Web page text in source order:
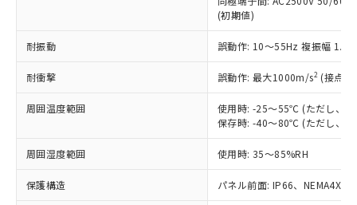
(初期値)
耐振動 誤動作: 10～55Hz 複振幅
耐衝撃 誤動作: 最大1000m/s2 (接点
周囲温度範囲
使用時: -25～55℃ (ただし、氷
保存時: -40～80℃ (ただし、氷
周囲湿度範囲 使用時: 35～85%RH
保護構造 パネル前面: IP66、NEMA4X,
正式な納期状況および標準価格はお客
様のお取引先、またはお客様担当のオ
ムロン制御機器販売店・当社販売員に
オムロン制御機器販売店や当社販売拠
販売ネットワーク
」をご確認
事前の承諾なく第三者に漏洩または開
示しないようお願いします。
マイパーツ機能（部品リスト作成サー
(PBDE) 1000ppm以下、フタル酸ビス(2-エチルヘキシ
ル) (DEHP)(別名：DOP) 1000ppm以下、フタル酸ブチ
（DBP） 1000ppm以下、フタル酸ジイソブチル
但し、RoHS指令で産業用監視および制御機器に対する
フタル酸エステル類の４物質については閾値を超える意
図的な使用がないことを確認しています。
※2 対応予定月
部品在庫の切り替え状況などにより、予定
ニル類) : 1000ppm、 PBDEs(ポリ臭化ジフェニルエーテ
イソブチル) : 1000ppm、 BBP(フタル酸ブチルベンジ
DEHP(フタル酸ビス(2-エチルヘキシル)) : 1000ppm
「ｅ」：有害物質（10物質）のすべてが基
準値以下であることを示します。
「10」：通常の使用状況下において有害物
当社は規制貨物を破棄する場合は、完
全に破砕するなど、違法に輸出されな
いよう必要な手段を講じます。
当社は貴社製品を、核兵器、ミサイ
ル、化学兵器、生物兵器またはその他
武器並びにこれらの製造装置等に一切
当社は、貴社製品を第三者に販売する
場合は、上記1、2および3の内容を当
該第三者に通知します。また当社は、
販売先および販売に係わる関係者が違
一定数以上の在庫あり
一定数には満たないが在庫あり
在庫なし(最新の在庫状況につ
いては、お客様のお取引先、ま
たはお客様担当のオムロン制御
機器販売店・当社販売員にご確
受注生産機種、また在庫状況の